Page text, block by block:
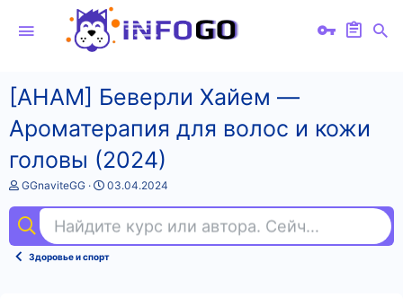
[AHAM] Беверли Хайем ―
Ароматерапия для волос и кожи
головы (2024)
А
т
о
т
GGnaviteGG
Д
а
н
а
03.04.2024
Найдите курс или автора. Сейчас ищут
Здоровье и спорт